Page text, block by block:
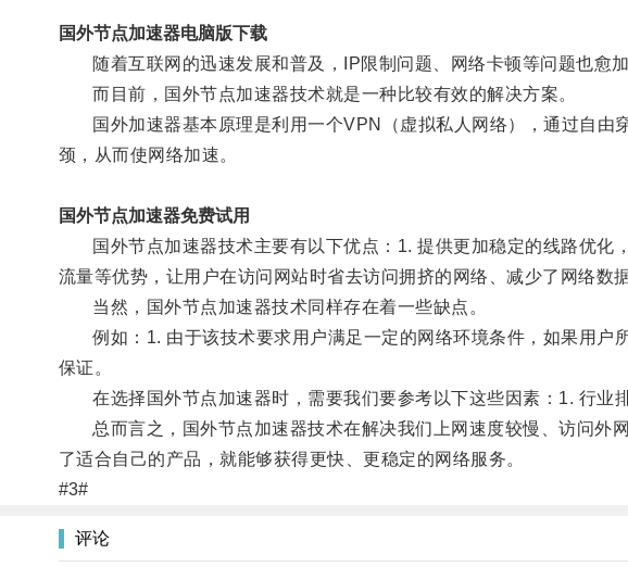
国外节点加速器电脑版下载
随着互联网的迅速发展和普及，IP限制问题、网络卡顿等问题也愈加
而目前，国外节点加速器技术就是一种比较有效的解决方案。
国外加速器基本原理是利用一个VPN（虚拟私人网络），通过自由
颈，从而使网络加速。
国外节点加速器免费试用
国外节点加速器技术主要有以下优点：1. 提供更加稳定的线路优化
流量等优势，让用户在访问网站时省去访问拥挤的网络、减少了网络数据
当然，国外节点加速器技术同样存在着一些缺点。
例如：1. 由于该技术要求用户满足一定的网络环境条件，如果用户
保证。
在选择国外节点加速器时，需要我们要参考以下这些因素：1. 行业
总而言之，国外节点加速器技术在解决我们上网速度较慢、访问外
了适合自己的产品，就能够获得更快、更稳定的网络服务。
#3#
评论